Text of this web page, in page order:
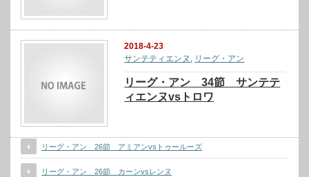
2018-4-23
サンテティエンヌ , リーグ・アン
リーグ・アン 34節 サンテテ
ィエンヌvsトロワ
リーグ・アン 26節 アミアンvsトゥールーズ
リーグ・アン 26節 カーンvsレンヌ